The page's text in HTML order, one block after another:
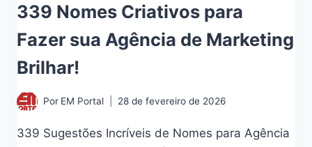
339 Nomes Criativos para
Fazer sua Agência de Marketing
Brilhar!
Por EM Portal 28 de fevereiro de 2026
339 Sugestões Incríveis de Nomes para Agência